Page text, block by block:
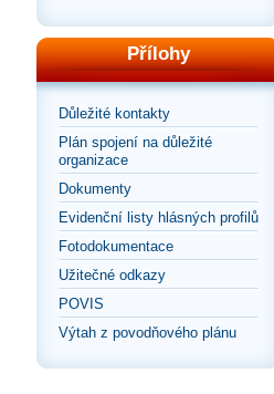
Přílohy
Důležité kontakty
Plán spojení na důležité
organizace
Dokumenty
Evidenční listy hlásných profilů
Fotodokumentace
Užitečné odkazy
POVIS
Výtah z povodňového plánu